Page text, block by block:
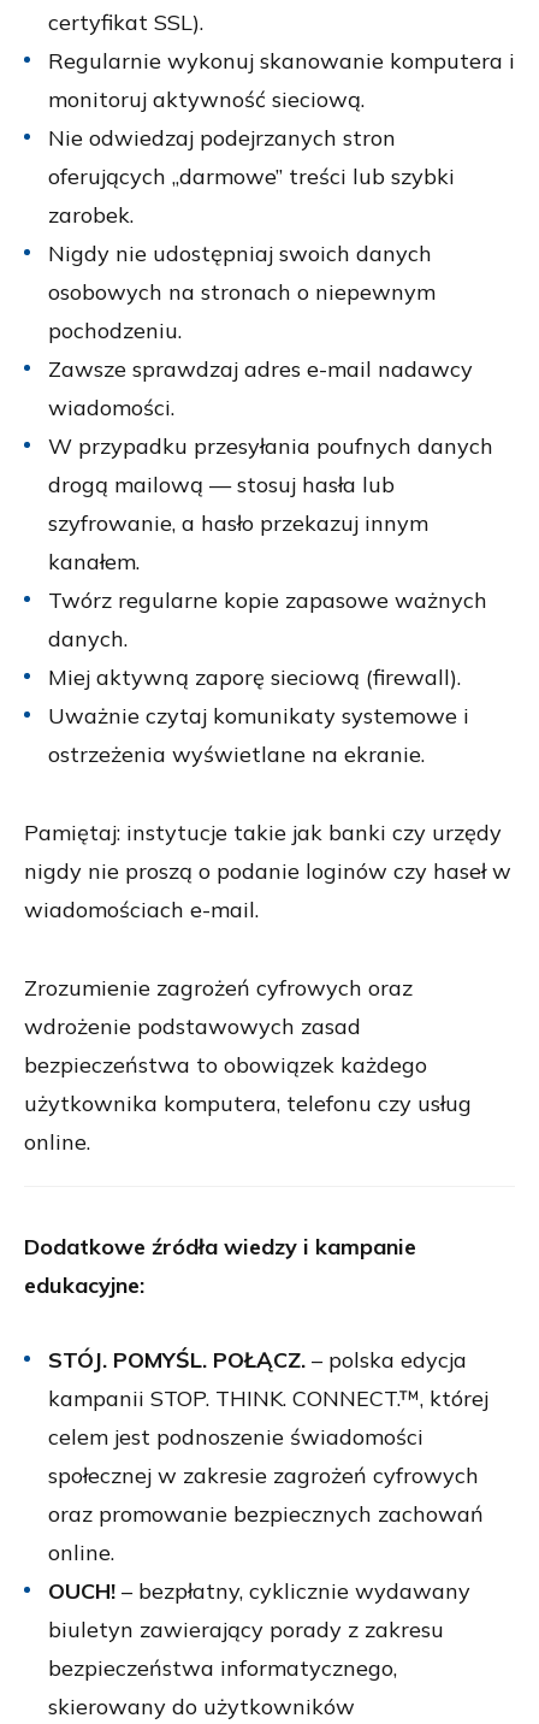
certyfikat SSL).
Regularnie wykonuj skanowanie komputera i
monitoruj aktywność sieciową.
Nie odwiedzaj podejrzanych stron
oferujących „darmowe” treści lub szybki
zarobek.
Nigdy nie udostępniaj swoich danych
osobowych na stronach o niepewnym
pochodzeniu.
Zawsze sprawdzaj adres e-mail nadawcy
wiadomości.
W przypadku przesyłania poufnych danych
drogą mailową — stosuj hasła lub
szyfrowanie, a hasło przekazuj innym
kanałem.
Twórz regularne kopie zapasowe ważnych
danych.
Miej aktywną zaporę sieciową (firewall).
Uważnie czytaj komunikaty systemowe i
ostrzeżenia wyświetlane na ekranie.
Pamiętaj: instytucje takie jak banki czy urzędy
nigdy nie proszą o podanie loginów czy haseł w
wiadomościach e-mail.
Zrozumienie zagrożeń cyfrowych oraz
wdrożenie podstawowych zasad
bezpieczeństwa to obowiązek każdego
użytkownika komputera, telefonu czy usług
online.
Dodatkowe źródła wiedzy i kampanie
edukacyjne:
STÓJ. POMYŚL. POŁĄCZ. – polska edycja
kampanii STOP. THINK. CONNECT.™, której
celem jest podnoszenie świadomości
społecznej w zakresie zagrożeń cyfrowych
oraz promowanie bezpiecznych zachowań
online.
OUCH! – bezpłatny, cyklicznie wydawany
biuletyn zawierający porady z zakresu
bezpieczeństwa informatycznego,
skierowany do użytkowników